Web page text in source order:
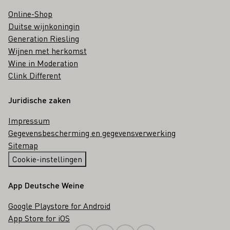
Online-Shop
Duitse wijnkoningin
Generation Riesling
Wijnen met herkomst
Wine in Moderation
Clink Different
Juridische zaken
Impressum
Gegevensbescherming en gegevensverwerking
Sitemap
Cookie-instellingen
App Deutsche Weine
Google Playstore for Android
App Store for iOS